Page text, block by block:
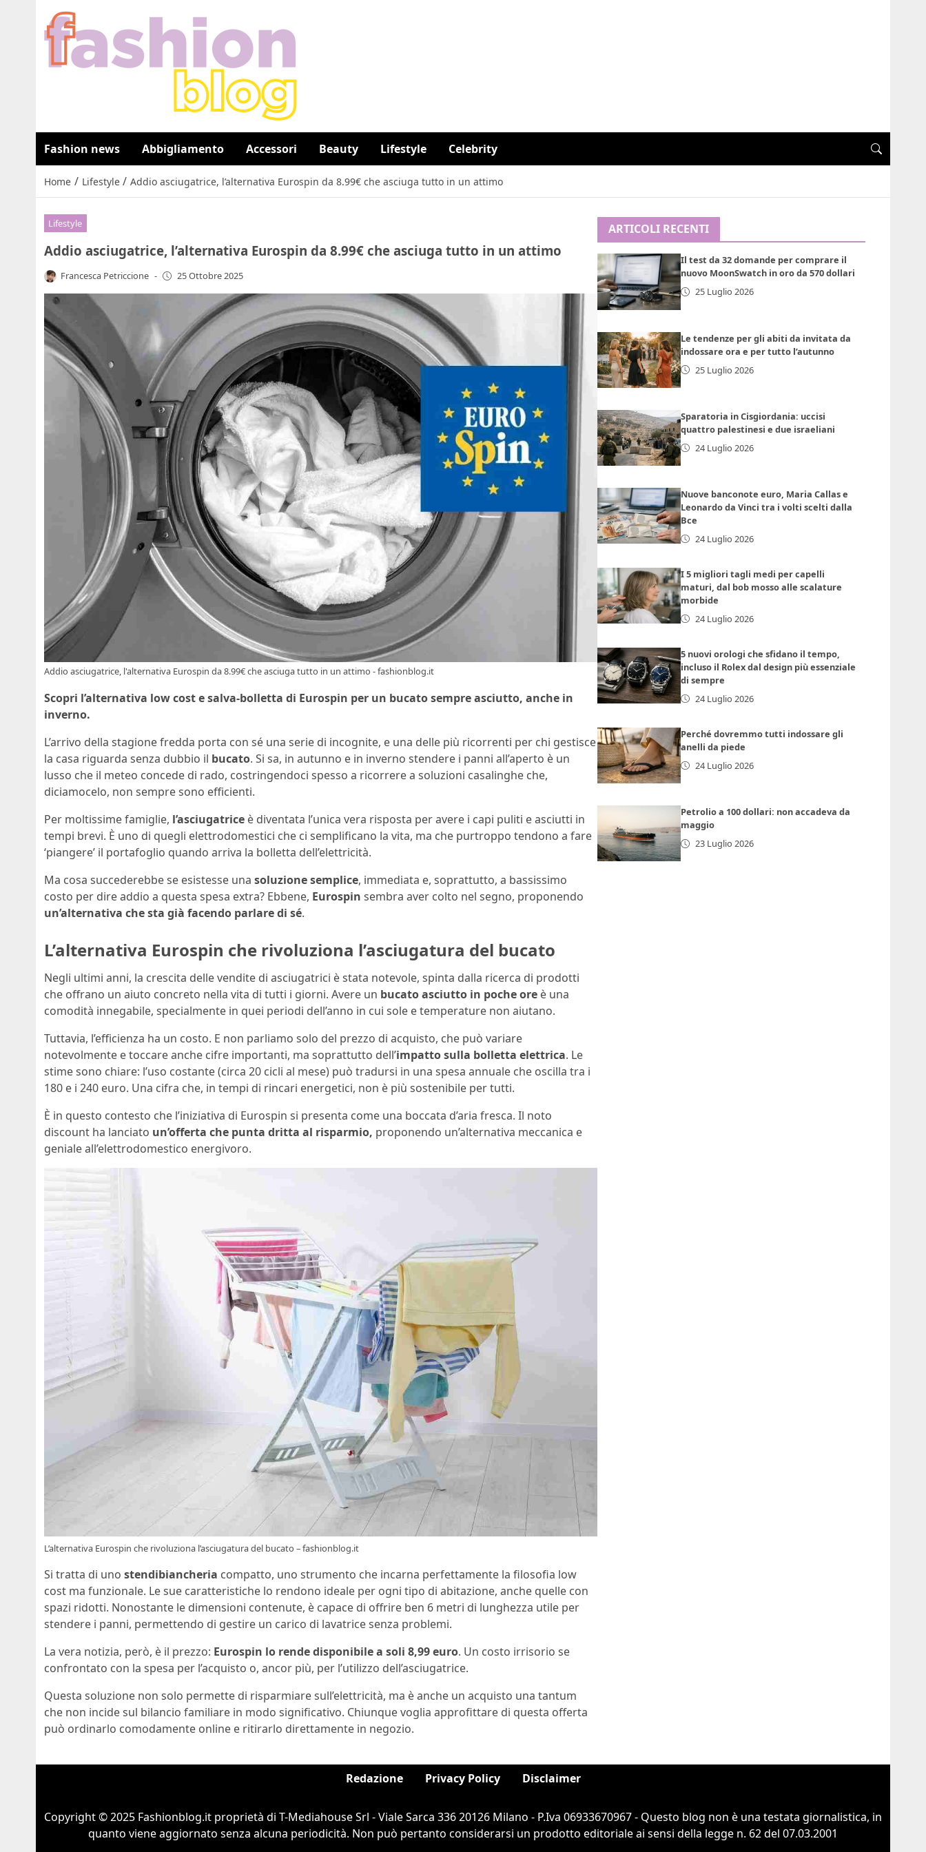
Fashion news Abbigliamento Accessori Beauty Lifestyle Celebrity
Home / Lifestyle / Addio asciugatrice, l’alternativa Eurospin da 8.99€ che asciuga tutto in un attimo
Lifestyle
Addio asciugatrice, l’alternativa Eurospin da 8.99€ che asciuga tutto in un attimo
Francesca Petriccione - 25 Ottobre 2025
Addio asciugatrice, l'alternativa Eurospin da 8.99€ che asciuga tutto in un attimo - fashionblog.it
Scopri l’alternativa low cost e salva-bolletta di Eurospin per un bucato sempre asciutto, anche in
inverno.
L’arrivo della stagione fredda porta con sé una serie di incognite, e una delle più ricorrenti per chi gestisce
la casa riguarda senza dubbio il bucato. Si sa, in autunno e in inverno stendere i panni all’aperto è un
lusso che il meteo concede di rado, costringendoci spesso a ricorrere a soluzioni casalinghe che,
diciamocelo, non sempre sono efficienti.
Per moltissime famiglie, l’asciugatrice è diventata l’unica vera risposta per avere i capi puliti e asciutti in
tempi brevi. È uno di quegli elettrodomestici che ci semplificano la vita, ma che purtroppo tendono a fare
‘piangere’ il portafoglio quando arriva la bolletta dell’elettricità.
Ma cosa succederebbe se esistesse una soluzione semplice, immediata e, soprattutto, a bassissimo
costo per dire addio a questa spesa extra? Ebbene, Eurospin sembra aver colto nel segno, proponendo
un’alternativa che sta già facendo parlare di sé.
L’alternativa Eurospin che rivoluziona l’asciugatura del bucato
Negli ultimi anni, la crescita delle vendite di asciugatrici è stata notevole, spinta dalla ricerca di prodotti
che offrano un aiuto concreto nella vita di tutti i giorni. Avere un bucato asciutto in poche ore è una
comodità innegabile, specialmente in quei periodi dell’anno in cui sole e temperature non aiutano.
Tuttavia, l’efficienza ha un costo. E non parliamo solo del prezzo di acquisto, che può variare
notevolmente e toccare anche cifre importanti, ma soprattutto dell’impatto sulla bolletta elettrica. Le
stime sono chiare: l’uso costante (circa 20 cicli al mese) può tradursi in una spesa annuale che oscilla tra i
180 e i 240 euro. Una cifra che, in tempi di rincari energetici, non è più sostenibile per tutti.
È in questo contesto che l’iniziativa di Eurospin si presenta come una boccata d’aria fresca. Il noto
discount ha lanciato un’offerta che punta dritta al risparmio, proponendo un’alternativa meccanica e
geniale all’elettrodomestico energivoro.
L’alternativa Eurospin che rivoluziona l’asciugatura del bucato – fashionblog.it
Si tratta di uno stendibiancheria compatto, uno strumento che incarna perfettamente la filosofia low
cost ma funzionale. Le sue caratteristiche lo rendono ideale per ogni tipo di abitazione, anche quelle con
spazi ridotti. Nonostante le dimensioni contenute, è capace di offrire ben 6 metri di lunghezza utile per
stendere i panni, permettendo di gestire un carico di lavatrice senza problemi.
La vera notizia, però, è il prezzo: Eurospin lo rende disponibile a soli 8,99 euro. Un costo irrisorio se
confrontato con la spesa per l’acquisto o, ancor più, per l’utilizzo dell’asciugatrice.
Questa soluzione non solo permette di risparmiare sull’elettricità, ma è anche un acquisto una tantum
che non incide sul bilancio familiare in modo significativo. Chiunque voglia approfittare di questa offerta
può ordinarlo comodamente online e ritirarlo direttamente in negozio.
ARTICOLI RECENTI
Il test da 32 domande per comprare il
nuovo MoonSwatch in oro da 570 dollari
25 Luglio 2026
Le tendenze per gli abiti da invitata da
indossare ora e per tutto l’autunno
25 Luglio 2026
Sparatoria in Cisgiordania: uccisi
quattro palestinesi e due israeliani
24 Luglio 2026
Nuove banconote euro, Maria Callas e
Leonardo da Vinci tra i volti scelti dalla
Bce
24 Luglio 2026
I 5 migliori tagli medi per capelli
maturi, dal bob mosso alle scalature
morbide
24 Luglio 2026
5 nuovi orologi che sfidano il tempo,
incluso il Rolex dal design più essenziale
di sempre
24 Luglio 2026
Perché dovremmo tutti indossare gli
anelli da piede
24 Luglio 2026
Petrolio a 100 dollari: non accadeva da
maggio
23 Luglio 2026
Redazione Privacy Policy Disclaimer
Copyright © 2025 Fashionblog.it proprietà di T-Mediahouse Srl - Viale Sarca 336 20126 Milano - P.Iva 06933670967 - Questo blog non è una testata giornalistica, in
quanto viene aggiornato senza alcuna periodicità. Non può pertanto considerarsi un prodotto editoriale ai sensi della legge n. 62 del 07.03.2001